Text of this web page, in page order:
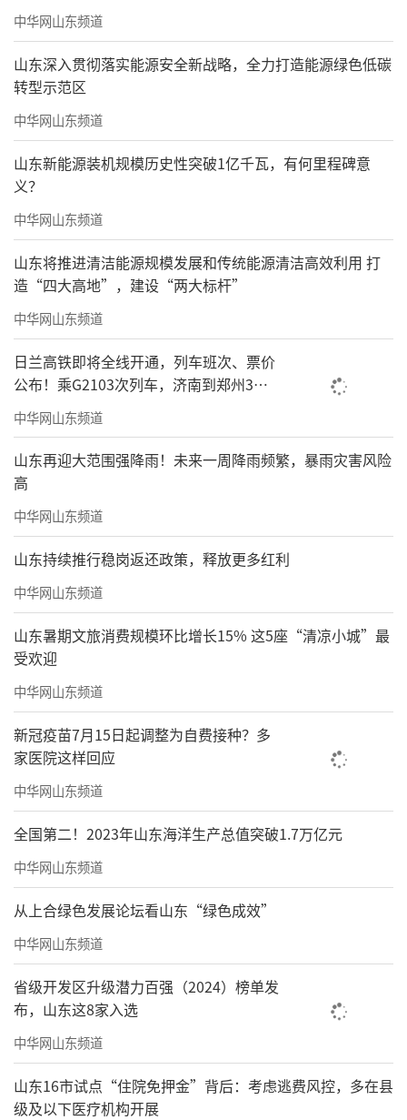
中华网山东频道
山东深入贯彻落实能源安全新战略，全力打造能源绿色低碳
转型示范区
中华网山东频道
山东新能源装机规模历史性突破1亿千瓦，有何里程碑意
义？
中华网山东频道
山东将推进清洁能源规模发展和传统能源清洁高效利用 打
造“四大高地”，建设“两大标杆”
中华网山东频道
日兰高铁即将全线开通，列车班次、票价
公布！乘G2103次列车，济南到郑州3小
时到达
中华网山东频道
山东再迎大范围强降雨！未来一周降雨频繁，暴雨灾害风险
高
中华网山东频道
山东持续推行稳岗返还政策，释放更多红利
中华网山东频道
山东暑期文旅消费规模环比增长15% 这5座“清凉小城”最
受欢迎
中华网山东频道
新冠疫苗7月15日起调整为自费接种？多
家医院这样回应
中华网山东频道
全国第二！2023年山东海洋生产总值突破1.7万亿元
中华网山东频道
从上合绿色发展论坛看山东“绿色成效”
中华网山东频道
省级开发区升级潜力百强（2024）榜单发
布，山东这8家入选
中华网山东频道
山东16市试点“住院免押金”背后：考虑逃费风控，多在县
级及以下医疗机构开展